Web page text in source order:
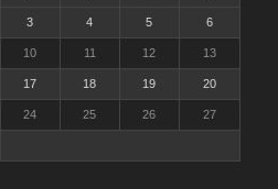
3 4 5 6
10 11 12 13
17 18 19 20
24 25 26 27